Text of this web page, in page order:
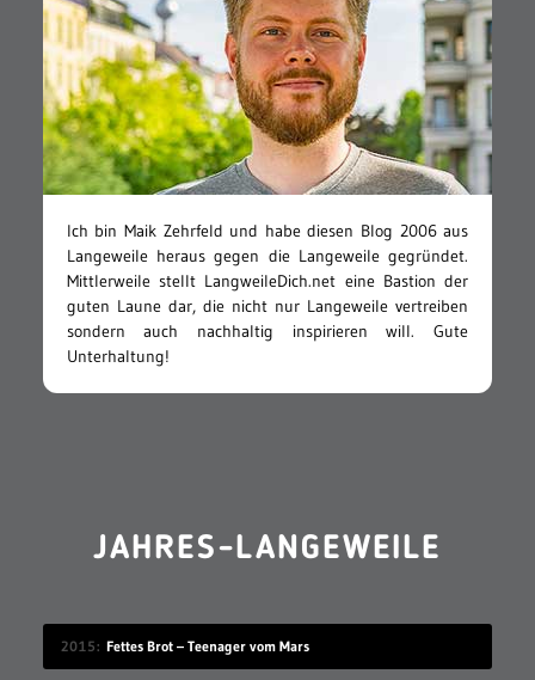
Ich bin Maik Zehrfeld und habe diesen Blog 2006 aus
Langeweile heraus gegen die Langeweile gegründet.
Mittlerweile stellt LangweileDich.net eine Bastion der
guten Laune dar, die nicht nur Langeweile vertreiben
sondern auch nachhaltig inspirieren will. Gute
Unterhaltung!
JAHRES-LANGEWEILE
2015 Fettes Brot – Teenager vom Mars